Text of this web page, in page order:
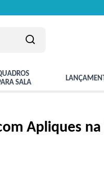
SALA
Apliques